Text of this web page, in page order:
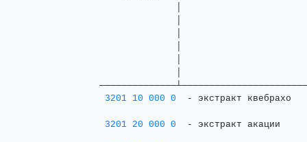
3201 10 000 0
- экстракт квебрахо
3201 20 000 0
- экстракт акации